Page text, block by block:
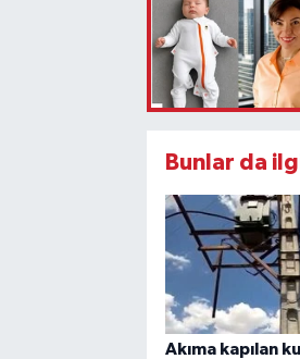
Bunlar da
Akıma kapılan